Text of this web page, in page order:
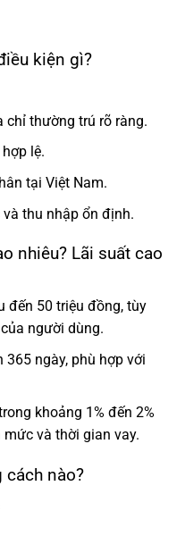
kiện gì?
chỉ thường trú rõ ràng.
lệ.
tại Việt Nam.
thu nhập ổn định.
nhiêu? Lãi suất cao
đến 50 triệu đồng, tùy
người dùng.
ngày, phù hợp với
khoảng 1% đến 2%
và thời gian vay.
cách nào?